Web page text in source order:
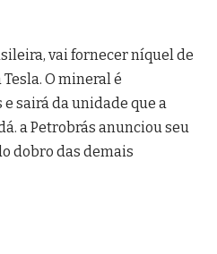
vai fornecer níquel de
O mineral é
sairá da unidade que a
a Petrobrás anunciou seu
dobro das demais